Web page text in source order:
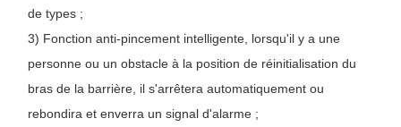
de types ;
3) Fonction anti-pincement intelligente, lorsqu'il y a une
personne ou un obstacle à la position de réinitialisation du
bras de la barrière, il s'arrêtera automatiquement ou
rebondira et enverra un signal d'alarme ;